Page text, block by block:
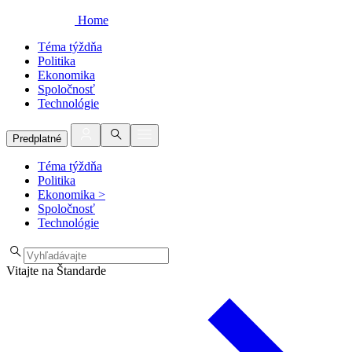
Home
Téma týždňa
Politika
Ekonomika
Spoločnosť
Technológie
Predplatné
Téma týždňa
Politika
Ekonomika >
Spoločnosť
Technológie
Vitajte na Štandarde